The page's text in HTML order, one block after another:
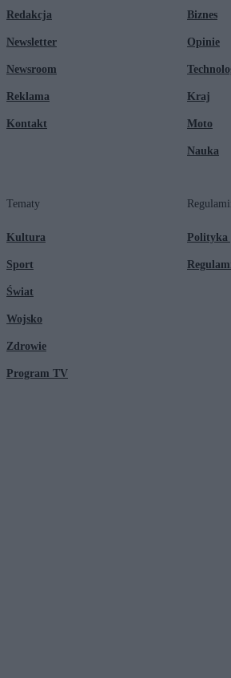
Redakcja
Newsletter
Newsroom
Reklama
Kontakt
Biznes
Opinie
Kraj
Moto
Nauka
Tematy
Kultura
Sport
Świat
Wojsko
Zdrowie
Program TV
Polityka